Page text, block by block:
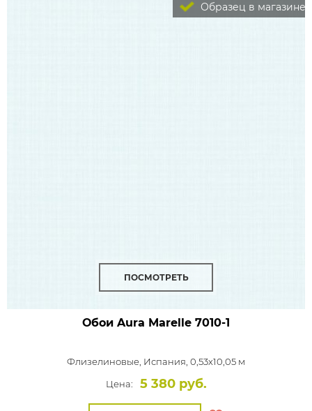
Образец в магазине
ПОСМОТРЕТЬ
Обои Aura Marelle 7010-1
Флизелиновые, Испания, 0,53x10,05 м
Цена:
5 380 руб.